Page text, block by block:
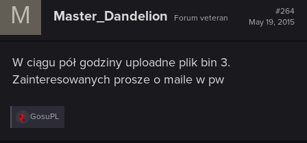
M Master_Dandelion Forum veteran
#264
May 19, 2015
W ciągu pół godziny uploadne plik bin 3.
Zainteresowanych prosze o maile w pw
R
e
GosuPL